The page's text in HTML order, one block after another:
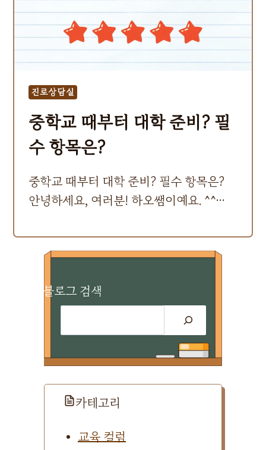
진로상담실
중학교 때부터 대학 준비? 필
수 항목은?
중학교 때부터 대학 준비? 필수 항목은?
안녕하세요, 여러분! 하오쌤이예요. ^^…
블로그 검색
색
카테고리
교육 컬럼